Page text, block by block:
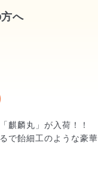
へ
る処理）を施し、専用
ます。きゅっとまとめ
中の衝撃による折れや
麒麟丸」が入荷！！
で飴細工のような豪華